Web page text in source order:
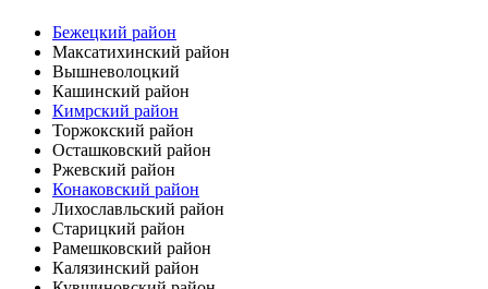
Бежецкий район
Максатихинский район
Вышневолоцкий
Кашинский район
Кимрский район
Торжокский район
Осташковский район
Ржевский район
Конаковский район
Лихославльский район
Старицкий район
Рамешковский район
Калязинский район